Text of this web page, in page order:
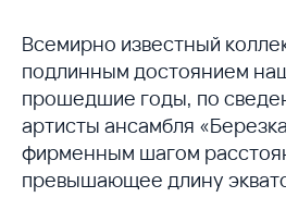
Всемирно известный
подлинным достоянием
прошедшие годы, по
артисты ансамбля
фирменным шагом
превышающее длину